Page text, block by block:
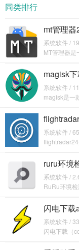
载
同类排行
mt管理
系统软件 /
MT管理器是
理，支持
magisk
系统软件 /
magisk是一
的深
系统软件 /
ruru环境
系统软件 /
RuRu环境
帮助人
闪电下载
系统软件 /
闪电下载（